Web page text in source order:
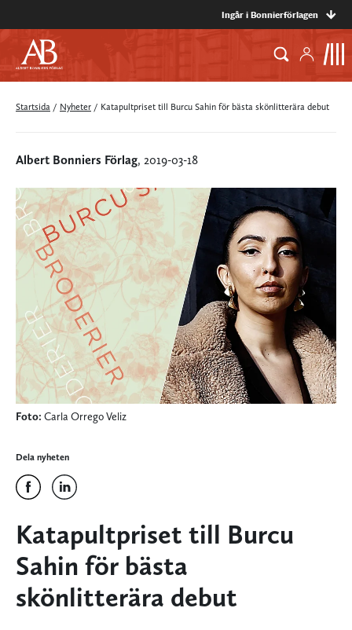
Ingår i Bonnierförlagen
Startsida / Nyheter / Katapultpriset till Burcu Sahin för bästa skönlitterära debut
Albert Bonniers Förlag, 2019-03-18
Foto: Carla Orrego Veliz
Dela nyheten
Katapultpriset till Burcu
Sahin för bästa
skönlitterära debut